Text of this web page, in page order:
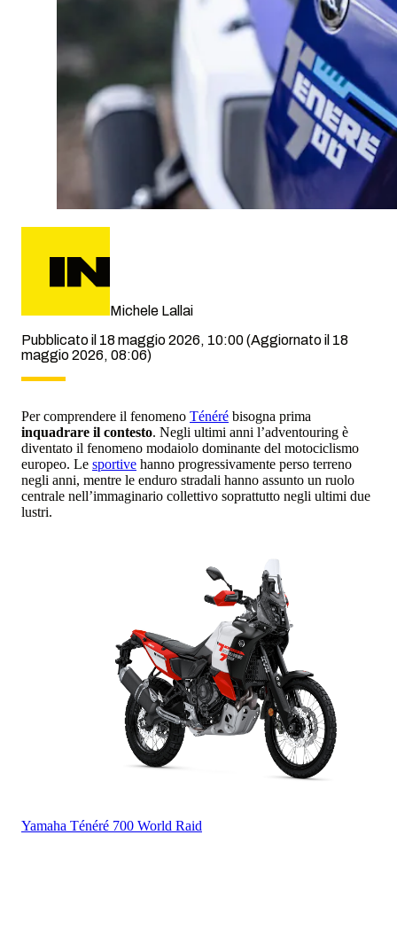
Michele Lallai
Pubblicato il 18 maggio 2026, 10:00(Aggiornato il 18
maggio 2026, 08:06)
Per comprendere il fenomeno Ténéré bisogna prima
inquadrare il contesto. Negli ultimi anni l’adventouring è
diventato il fenomeno modaiolo dominante del motociclismo
europeo. Le sportive hanno progressivamente perso terreno
negli anni, mentre le enduro stradali hanno assunto un ruolo
centrale nell’immaginario collettivo soprattutto negli ultimi due
lustri.
Yamaha Ténéré 700 World Raid